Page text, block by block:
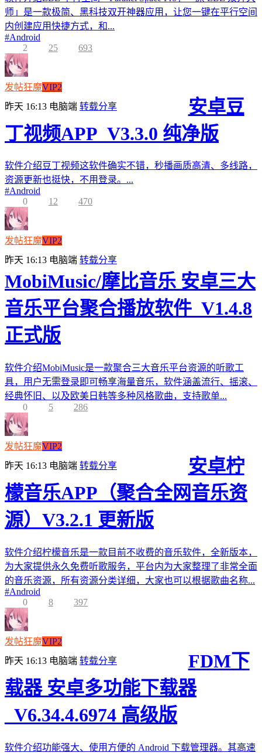
师」是一款极简、黑科技双开神器应用，让您一键在平行空间
内创建应用快捷方式，和...
#Android
2
25 693
发帖狂魔VIP2
昨天 16:13 电脑端 转载分享
安卓豆
丁视频APP_V3.3.0 纯净版
软件介绍豆丁视频这软件确实不错，秒播画质高清、多线路，
资源更新也挺快，不用登录。...
#Android
0
12 470
发帖狂魔VIP2
昨天 16:13 电脑端 转载分享
MobiMusic/摩比音乐 安卓三大
音乐平台聚合播放软件_V1.4.8
正式版
软件介绍MobiMusic是一款聚合三大音乐平台资源的听歌工
具，用户无需登录即可畅享海量音乐，软件涵盖流行、摇滚、
经典怀旧、以及欧美日韩等多种风格歌曲，支持歌单...
0
5 286
发帖狂魔VIP2
昨天 16:13 电脑端 转载分享
安卓柠
檬音乐APP（聚合全网音乐资
源）V3.2.1 更新版
软件介绍柠檬音乐是一款目前不收费的音乐软件，全新版本，
为大家提供永久免费听歌服务，平台内为大家整理了非常全面
的音乐资源，所有资源分类详细，大家也可以根据歌曲名称...
#Android
0
8 397
发帖狂魔VIP2
昨天 16:13 电脑端 转载分享
FDM下
载器 安卓多功能下载器
_V6.34.4.6974 高级版
软件介绍功能强大、使用方便的 Android 下载管理器。其高速